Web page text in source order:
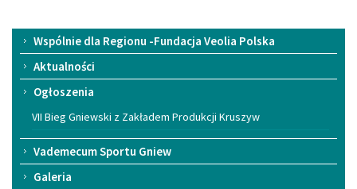
Menu
główne
Wspólnie dla Regionu -Fundacja Veolia Polska
Aktualności
Ogłoszenia
VII Bieg Gniewski z Zakładem Produkcji Kruszyw
Vademecum Sportu Gniew
Galeria